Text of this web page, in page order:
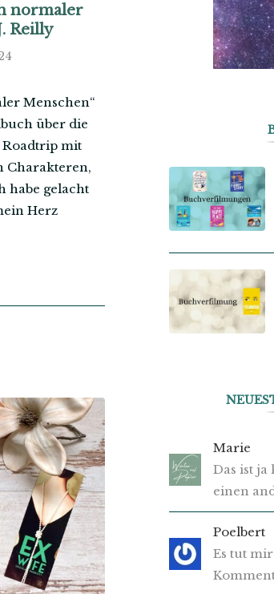
normaler
Reilly
Menschen“
über die
Roadtrip mit
Charakteren,
habe gelacht
Herz
Marie
Das ist ja
einen
Poelbert
Es tut